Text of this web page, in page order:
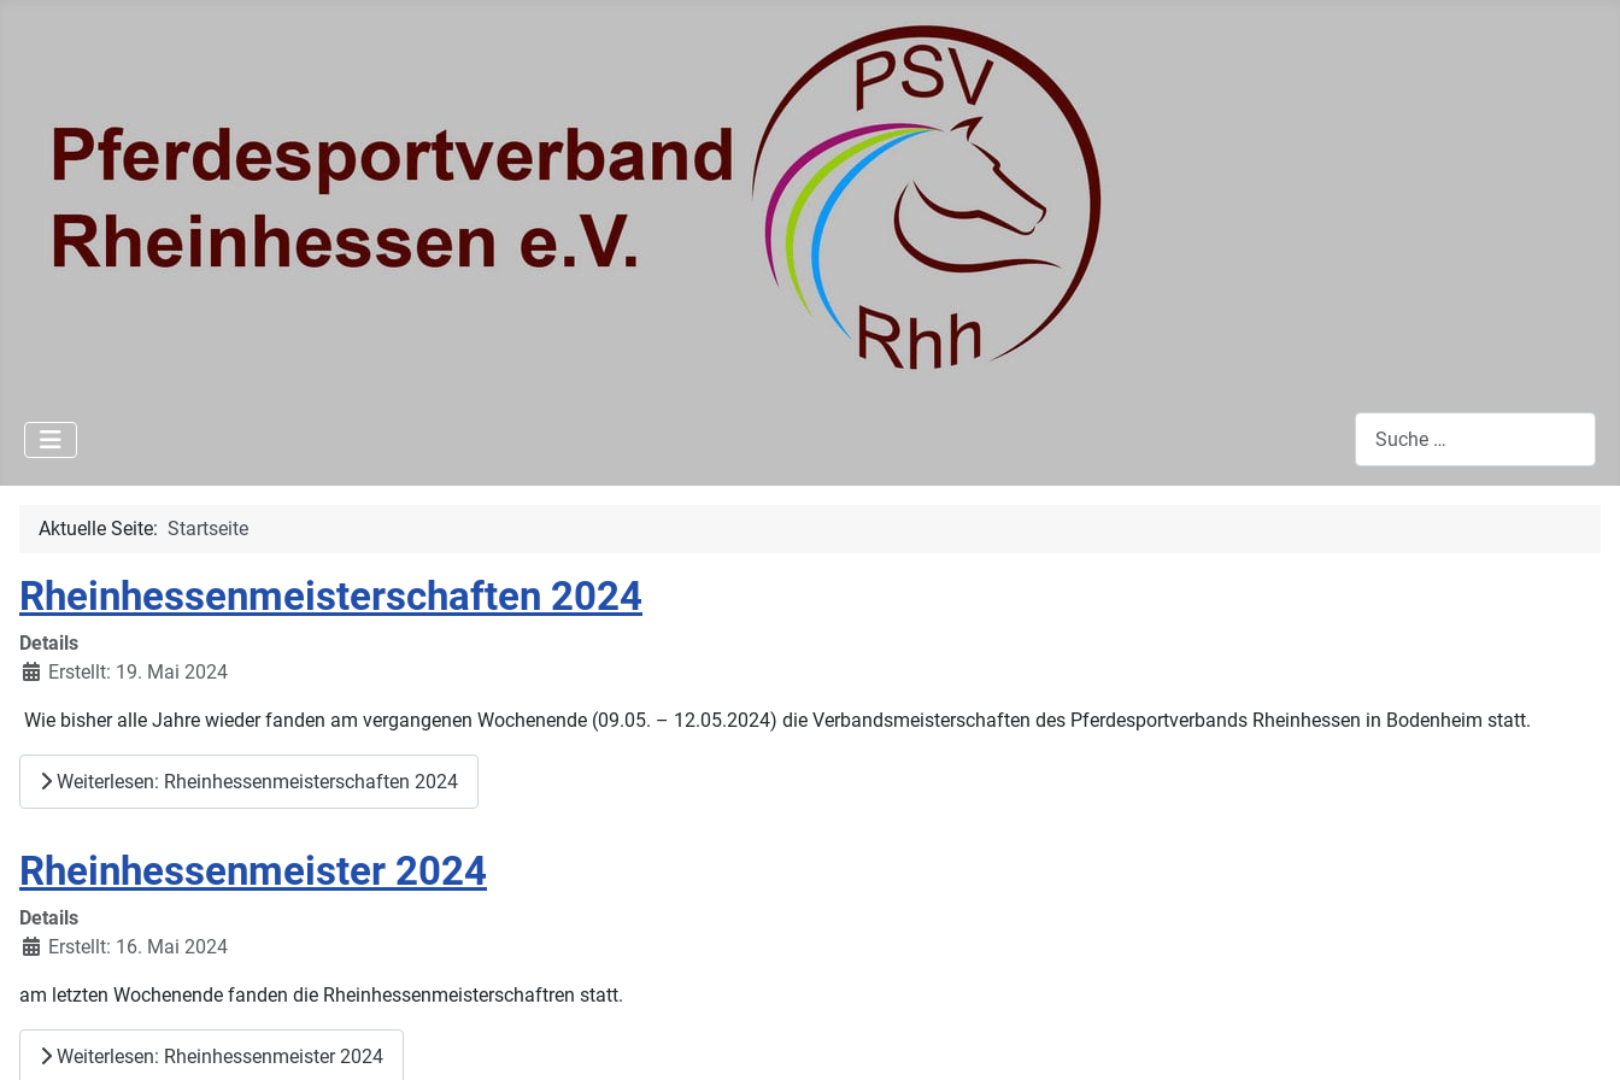
Aktuelle Seite: Startseite
Rheinhessenmeisterschaften 2024
Details
Erstellt: 19. Mai 2024
Wie bisher alle Jahre wieder fanden am vergangenen Wochenende (09.05. – 12.05.2024) die Verbandsmeisterschaften des Pferdesportverbands Rheinhessen in Bodenheim statt.
Weiterlesen: Rheinhessenmeisterschaften 2024
Rheinhessenmeister 2024
Details
Erstellt: 16. Mai 2024
am letzten Wochenende fanden die Rheinhessenmeisterschaftren statt.
Weiterlesen: Rheinhessenmeister 2024